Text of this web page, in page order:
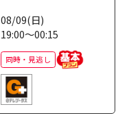
08/09(日)
19:00～00:15
同時・見逃し